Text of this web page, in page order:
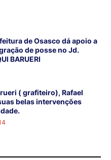
de Osasco dá apoio a
de posse no Jd.
BARUERI
( grafiteiro), Rafael
belas intervenções